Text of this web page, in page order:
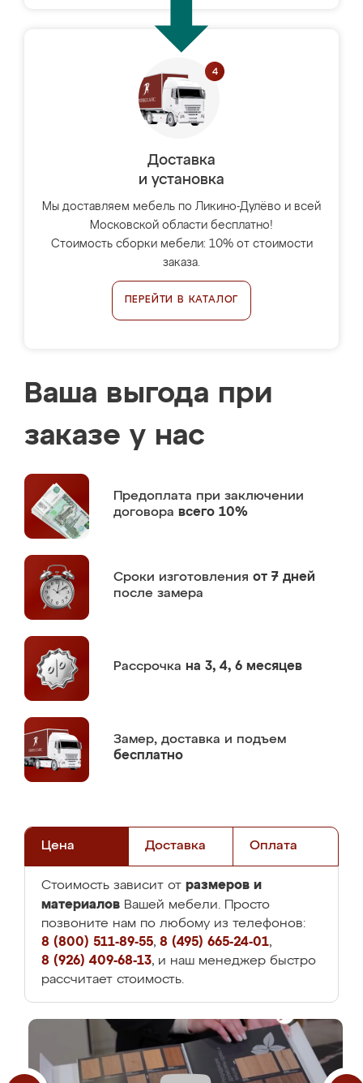
Доставка
и установка
Мы доставляем мебель по Ликино-Дулёво и всей
Московской области бесплатно!
Стоимость сборки мебели: 10% от стоимости
заказа.
ПЕРЕЙТИ В КАТАЛОГ
Ваша выгода при
заказе у нас
Предоплата при заключении
договора всего 10%
Сроки изготовления от 7 дней
после замера
Рассрочка на 3, 4, 6 месяцев
Замер, доставка и подъем
бесплатно
Цена Доставка Оплата
Стоимость зависит от размеров и
материалов Вашей мебели. Просто
позвоните нам по любому из телефонов:
8 (800) 511-89-55, 8 (495) 665-24-01,
8 (926) 409-68-13, и наш менеджер быстро
рассчитает стоимость.